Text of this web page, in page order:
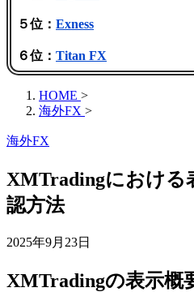
５位： Exness
６位： Titan FX
HOME >
海外FX >
海外FX
XMTradingにおける
認方法
2025年9月23日
XMTradingの表示概